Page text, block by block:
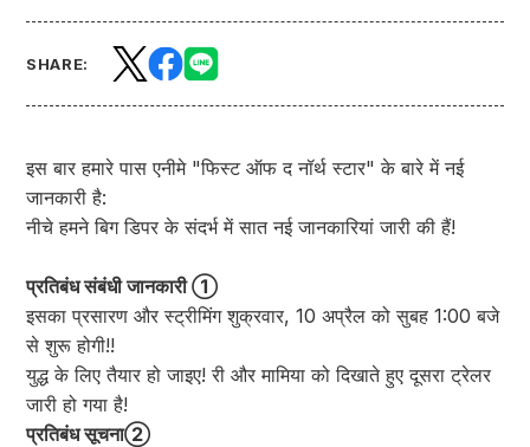
SHARE:
इस बार हमारे पास एनीमे "फिस्ट ऑफ द नॉर्थ स्टार" के बारे में नई
जानकारी है:
नीचे हमने बिग डिपर के संदर्भ में सात नई जानकारियां जारी की हैं!
प्रतिबंध संबंधी जानकारी ①
इसका प्रसारण और स्ट्रीमिंग शुक्रवार, 10 अप्रैल को सुबह 1:00 बजे
से शुरू होगी!!
युद्ध के लिए तैयार हो जाइए! री और मामिया को दिखाते हुए दूसरा ट्रेलर
जारी हो गया है!
प्रतिबंध सूचना②